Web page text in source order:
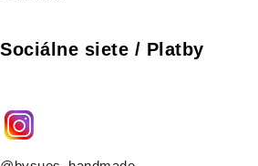
Sociálne siete / Platby